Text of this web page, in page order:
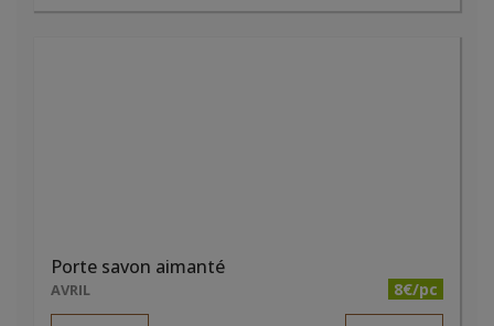
Porte savon aimanté
AVRIL 8€/pc